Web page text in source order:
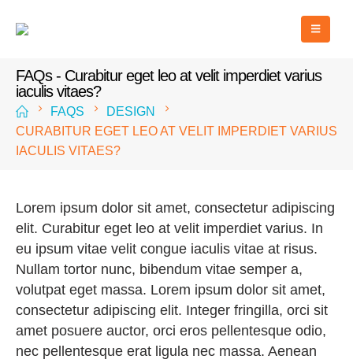
FAQs - Curabitur eget leo at velit imperdiet varius
iaculis vitaes?
FAQS
DESIGN
CURABITUR EGET LEO AT VELIT IMPERDIET VARIUS
IACULIS VITAES?
Lorem ipsum dolor sit amet, consectetur adipiscing
elit. Curabitur eget leo at velit imperdiet varius. In
eu ipsum vitae velit congue iaculis vitae at risus.
Nullam tortor nunc, bibendum vitae semper a,
volutpat eget massa. Lorem ipsum dolor sit amet,
consectetur adipiscing elit. Integer fringilla, orci sit
amet posuere auctor, orci eros pellentesque odio,
nec pellentesque erat ligula nec massa. Aenean